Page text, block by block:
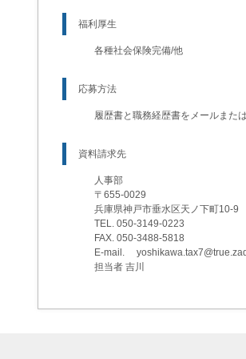
福利厚生
各種社会保険完備/他
応募方法
履歴書と職務経歴書をメールまた
資料請求先
人事部
〒655-0029
兵庫県神戸市垂水区天ノ下町10-9
TEL. 050-3149-0223
FAX. 050-3488-5818
E-mail.
担当者 吉川